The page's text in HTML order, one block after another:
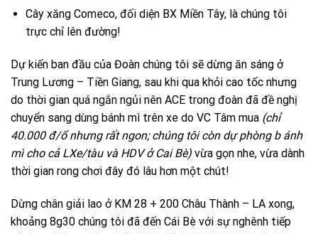
Cây xăng Comeco, đối diện BX Miền Tây, là chúng tôi
trực chỉ lên đường!
Dự kiến ban đầu của Đoàn chúng tôi sẽ dừng ăn sáng ở
Trung Lương – Tiền Giang, sau khi qua khỏi cao tốc nhưng
do thời gian quá ngắn ngủi nên ACE trong đoàn đã đề nghị
chuyển sang dùng bánh mì trên xe do VC Tâm mua (chỉ
40.000 đ/ổ nhưng rất ngon; chúng tôi còn dự phòng b ánh
mì cho cả LXe/tàu và HDV ở Cai Bè) vừa gọn nhe, vừa dành
thời gian rong chơi đây đó lâu hơn một chút!
Dừng chân giải lao ở KM 28 + 200 Châu Thành – LA xong,
khoảng 8g30 chúng tôi đã đến Cái Bè với sự nghênh tiếp